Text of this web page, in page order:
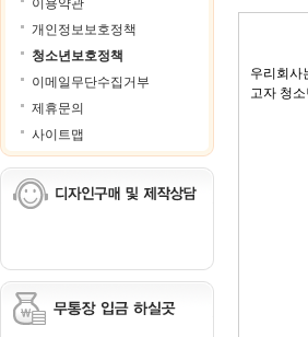
이용약관
개인정보보호정책
청소년보호정책
이메일무단수집거부
제휴문의
사이트맵
우리회사
고자 청